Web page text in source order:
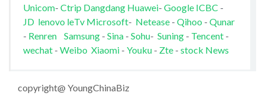
Unicom- Ctrip Dangdang Huawei- Google ICBC -
JD lenovo leTv Microsoft- Netease- Qihoo - Qunar
- Renren Samsung- Sina- Sohu- Suning- Tencent-
wechat - Weibo Xiaomi- Youku - Zte- stock News
copyright@ YoungChinaBiz